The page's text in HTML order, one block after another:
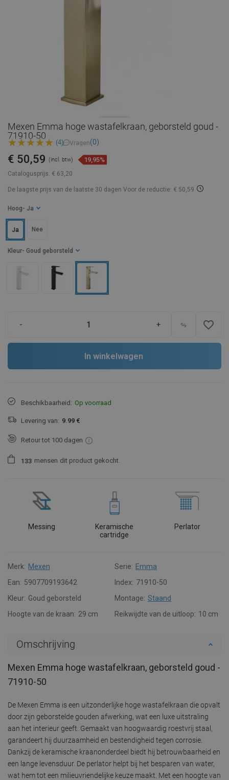
Mexen Emma hoge wastafelkraan, geborsteld goud -
71910-50
(4) Vragen(0)
Catalogusprijs: € 63,20
€ 50,59 (incl. btw) 19,95%
De laagste prijs van de laatste 30 dagen Voor de reductie: € 50,59
Kleur - Goud geborsteld
Hoog - Ja
Ja Nee
- + favorite_border
In winkelwagen
Beschikbaarheid: Op voorraad
Levering van: 9.99 €
Retour tot 100 dagen
1 33 mensen dit product gekocht.
Messing
Keramische
cartridge
Perlator
Merk: Mexen Serie: Emma
Ean: 5907709193642 Index: 71910-50
Kleur: Goud geborsteld Montage: Staand
Hoogte van de kraan: 29 cm Reikwijdte van de uitloop: 10 cm
Omschrijving
Mexen Emma hoge wastafelkraan, geborsteld goud -
71910-50
De Mexen Emma is een uitzonderlijke hoge wastafelkraan die opvalt
door zijn geborstelde gouden afwerking, wat een luxe uitstraling
aan het interieur geeft. Gemaakt van hoogwaardig roestvrij staal,
garandeert hij duurzaamheid en bestendigheid tegen corrosie.
Dankzij de keramische kraanonderdeel biedt hij betrouwbaarheid en
een lange levensduur. De perlator helpt bij het besparen van water,
wat hem tot een milieuvriendelijke keuze maakt. Met een hoogte van